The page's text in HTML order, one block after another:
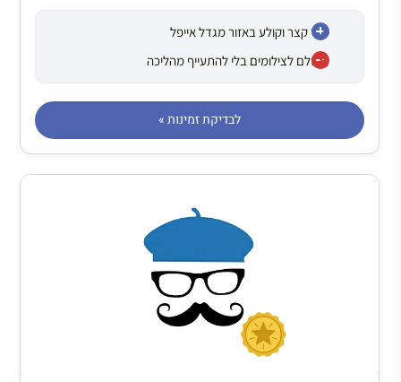
סיור קצר וקולע באזור מגדל אייפל
מושלם לצילומים בלי להתעייף מהליכה
לבדיקת זמינות »